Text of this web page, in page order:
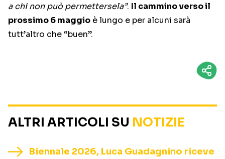
a chi non può permettersela”. Il cammino verso il
prossimo 6 maggio è lungo e per alcuni sarà
tutt’altro che “buen”.
ALTRI ARTICOLI SU NOTIZIE
Biennale 2026, Luca Guadagnino riceve